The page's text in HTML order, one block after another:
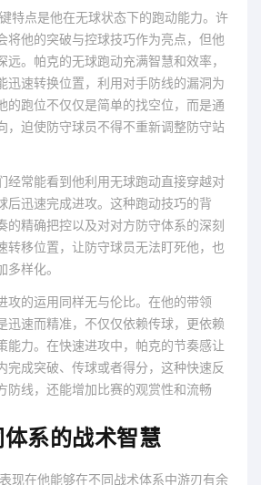
特点是他在无球状态下的跑动能力。许
将他的突破与控球技巧作为亮点，但他
远。帕克的无球跑动充满智慧和效率，
迅速转换位置，利用对手防线的漏洞为
的跑位不仅仅是简单的找空位，而是通
，迫使防守球员不得不重新调整防守站
经常能看到他利用无球跑动直接穿越对
后迅速完成进攻。这种跑动技巧的背
的精确把控以及对对方防守体系的深刻
转移位置，让防守球员无法盯死他，也
样化。
攻的运用同样无与伦比。在他的带领
迅速而精准，不仅仅依赖传球，更依赖
能力。在快速进攻中，帕克的节奏感让
完成突破、传球或者得分，这种快速反
防线，还能增加比赛的观赏性和流畅
系的战术智慧
现在他能够在不同战术体系中游刃有余